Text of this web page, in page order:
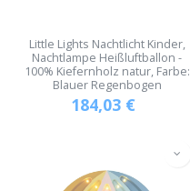
Little Lights Nachtlicht Kinder,
Nachtlampe Heißluftballon -
100% Kiefernholz natur, Farbe:
Blauer Regenbogen
184,03 €